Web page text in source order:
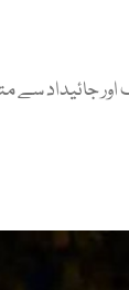
جائیداد سے